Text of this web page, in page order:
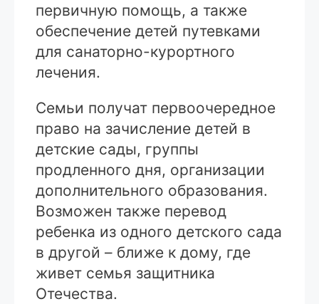
первичную помощь, а также
обеспечение детей путевками
для санаторно-курортного
лечения.
Семьи получат первоочередное
право на зачисление детей в
детские сады, группы
продленного дня, организации
дополнительного образования.
Возможен также перевод
ребенка из одного детского сада
в другой – ближе к дому, где
живет семья защитника
Отечества.